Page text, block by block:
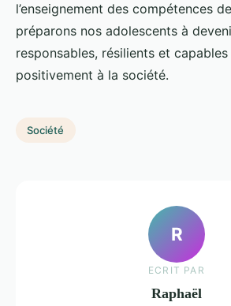
l’enseignement des compétences
préparons nos adolescents à
responsables, résilients et
positivement à la société.
Société
R
ECRIT PAR
Raphaël